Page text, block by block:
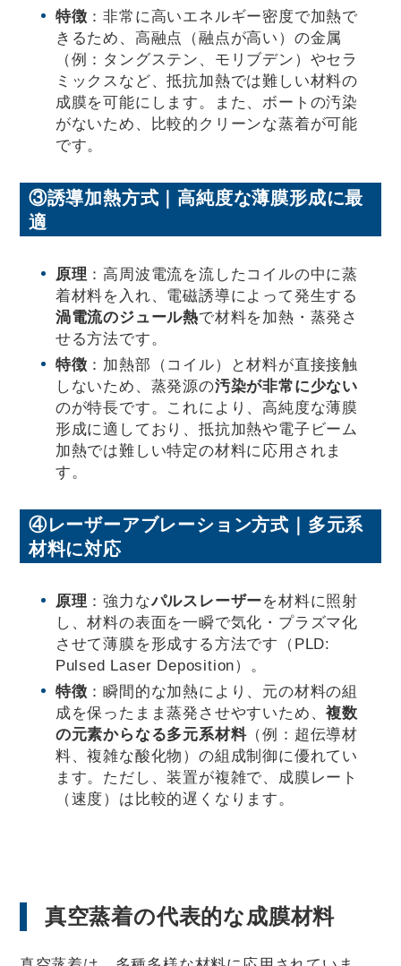
特徴 ：非常に高いエネルギー密度で加熱で
きるため、高融点（融点が高い）の金属
（例：タングステン、モリブデン）やセラ
ミックスなど、抵抗加熱では難しい材料の
成膜を可能にします。また、ボートの汚染
がないため、比較的クリーンな蒸着が可能
です。
③誘導加熱方式｜高純度な薄膜形成に最
適
原理 ：高周波電流を流したコイルの中に蒸
着材料を入れ、電磁誘導によって発生する
渦電流のジュール熱で材料を加熱・蒸発さ
せる方法です。
特徴 ：加熱部（コイル）と材料が直接接触
しないため、蒸発源の汚染が非常に少ない
のが特長です。これにより、高純度な薄膜
形成に適しており、抵抗加熱や電子ビーム
加熱では難しい特定の材料に応用されま
す。
④レーザーアブレーション方式｜多元系
材料に対応
原理 ：強力なパルスレーザーを材料に照射
し、材料の表面を一瞬で気化・プラズマ化
させて薄膜を形成する方法です（PLD:
Pulsed Laser Deposition）。
特徴 ：瞬間的な加熱により、元の材料の組
成を保ったまま蒸発させやすいため、複数
の元素からなる多元系材料（例：超伝導材
料、複雑な酸化物）の組成制御に優れてい
ます。ただし、装置が複雑で、成膜レート
（速度）は比較的遅くなります。
真空蒸着の代表的な成膜材料